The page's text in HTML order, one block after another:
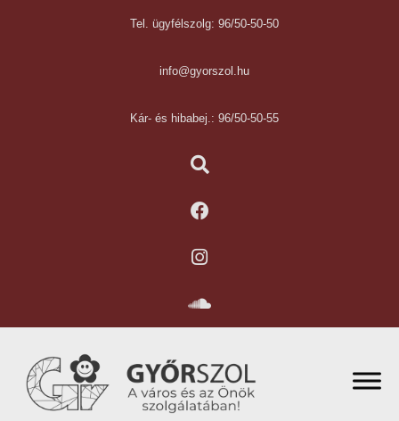
Tel. ügyfélszolg: 96/50-50-50
info@gyorszol.hu
Kár- és hibabej.: 96/50-50-55